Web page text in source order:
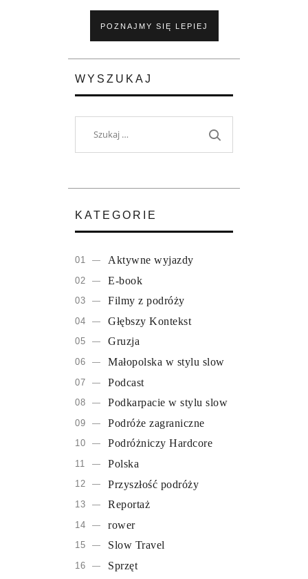
POZNAJMY SIĘ LEPIEJ
WYSZUKAJ
KATEGORIE
Aktywne wyjazdy
E-book
Filmy z podróży
Głębszy Kontekst
Gruzja
Małopolska w stylu slow
Podcast
Podkarpacie w stylu slow
Podróże zagraniczne
Podróżniczy Hardcore
Polska
Przyszłość podróży
Reportaż
rower
Slow Travel
Sprzęt